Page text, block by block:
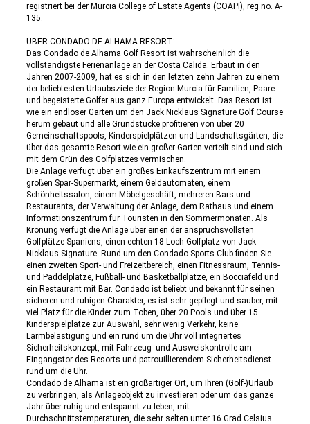
registriert bei der Murcia College of Estate Agents (COAPI), reg no. A-
135.
ÜBER CONDADO DE ALHAMA RESORT:
Das Condado de Alhama Golf Resort ist wahrscheinlich die
vollständigste Ferienanlage an der Costa Calida. Erbaut in den
Jahren 2007-2009, hat es sich in den letzten zehn Jahren zu einem
der beliebtesten Urlaubsziele der Region Murcia für Familien, Paare
und begeisterte Golfer aus ganz Europa entwickelt. Das Resort ist
wie ein endloser Garten um den Jack Nicklaus Signature Golf Course
herum gebaut und alle Grundstücke profitieren von über 20
Gemeinschaftspools, Kinderspielplätzen und Landschaftsgärten, die
über das gesamte Resort wie ein großer Garten verteilt sind und sich
mit dem Grün des Golfplatzes vermischen.
Die Anlage verfügt über ein großes Einkaufszentrum mit einem
großen Spar-Supermarkt, einem Geldautomaten, einem
Schönheitssalon, einem Möbelgeschäft, mehreren Bars und
Restaurants, der Verwaltung der Anlage, dem Rathaus und einem
Informationszentrum für Touristen in den Sommermonaten. Als
Krönung verfügt die Anlage über einen der anspruchsvollsten
Golfplätze Spaniens, einen echten 18-Loch-Golfplatz von Jack
Nicklaus Signature. Rund um den Condado Sports Club finden Sie
einen zweiten Sport- und Freizeitbereich, einen Fitnessraum, Tennis-
und Paddelplätze, Fußball- und Basketballplätze, ein Bocciafeld und
ein Restaurant mit Bar. Condado ist beliebt und bekannt für seinen
sicheren und ruhigen Charakter, es ist sehr gepflegt und sauber, mit
viel Platz für die Kinder zum Toben, über 20 Pools und über 15
Kinderspielplätze zur Auswahl, sehr wenig Verkehr, keine
Lärmbelästigung und ein rund um die Uhr voll integriertes
Sicherheitskonzept, mit Fahrzeug- und Ausweiskontrolle am
Eingangstor des Resorts und patrouillierendem Sicherheitsdienst
rund um die Uhr.
Condado de Alhama ist ein großartiger Ort, um Ihren (Golf-)Urlaub
zu verbringen, als Anlageobjekt zu investieren oder um das ganze
Jahr über ruhig und entspannt zu leben, mit
Durchschnittstemperaturen, die sehr selten unter 16 Grad Celsius